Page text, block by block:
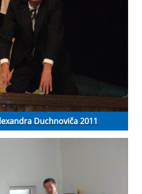
Duchnoviča 2011